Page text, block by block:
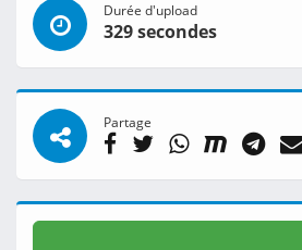
Durée d'upload
329 secondes
Partage